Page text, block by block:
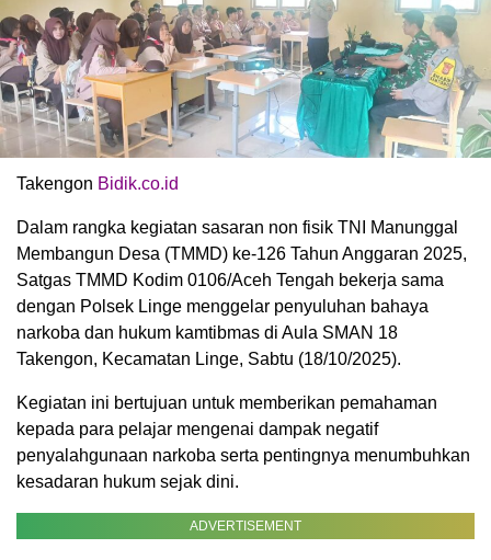
Takengon Bidik.co.id
Dalam rangka kegiatan sasaran non fisik TNI Manunggal
Membangun Desa (TMMD) ke-126 Tahun Anggaran 2025,
Satgas TMMD Kodim 0106/Aceh Tengah bekerja sama
dengan Polsek Linge menggelar penyuluhan bahaya
narkoba dan hukum kamtibmas di Aula SMAN 18
Takengon, Kecamatan Linge, Sabtu (18/10/2025).
Kegiatan ini bertujuan untuk memberikan pemahaman
kepada para pelajar mengenai dampak negatif
penyalahgunaan narkoba serta pentingnya menumbuhkan
kesadaran hukum sejak dini.
ADVERTISEMENT